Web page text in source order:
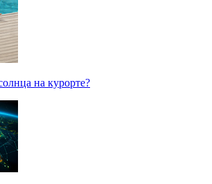
на курорте?